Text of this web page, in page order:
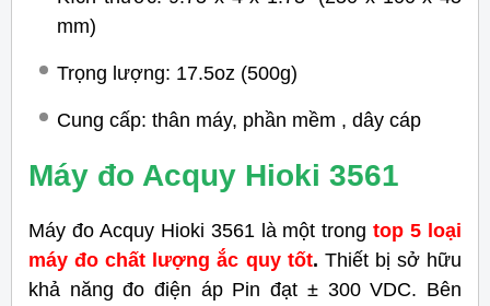
mm)
Trọng lượng: 17.5oz (500g)
Cung cấp: thân máy, phần mềm , dây cáp
Máy đo Acquy Hioki 3561
Máy đo Acquy Hioki 3561 là một trongtop 5 loại
máy đo chất lượng ắc quy tốt. Thiết bị sở hữu
khả năng đo điện áp Pin đạt ± 300 VDC. Bên